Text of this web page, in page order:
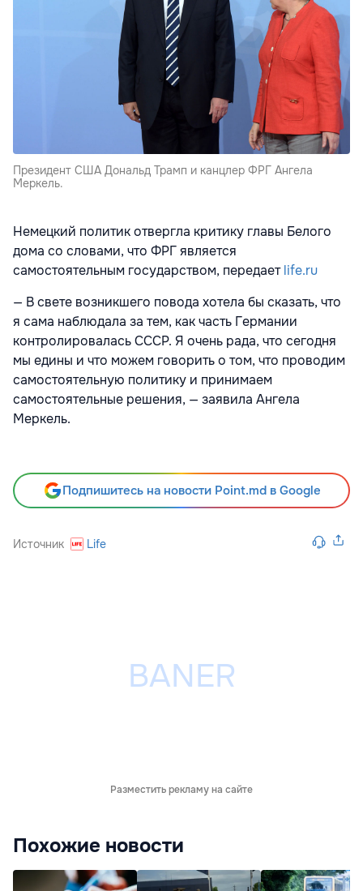
Президент США Дональд Трамп и канцлер ФРГ Ангела
Меркель.
Немецкий политик отвергла критику главы Белого
дома со словами, что ФРГ является
самостоятельным государством, передаетlife.ru
— В свете возникшего повода хотела бы сказать, что
я сама наблюдала за тем, как часть Германии
контролировалась СССР. Я очень рада, что сегодня
мы едины и что можем говорить о том, что проводим
самостоятельную политику и принимаем
самостоятельные решения, — заявила Ангела
Меркель.
Подпишитесь на новости Point.md в Google
Источник Life
Разместить рекламу на сайте
Похожие новости